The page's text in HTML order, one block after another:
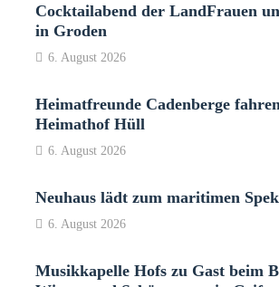
Cocktailabend der LandFrauen
in Groden
6. August 2026
Heimatfreunde Cadenberge
Heimathof Hüll
6. August 2026
Neuhaus lädt zum maritimen
6. August 2026
Musikkapelle Hofs zu Gast beim